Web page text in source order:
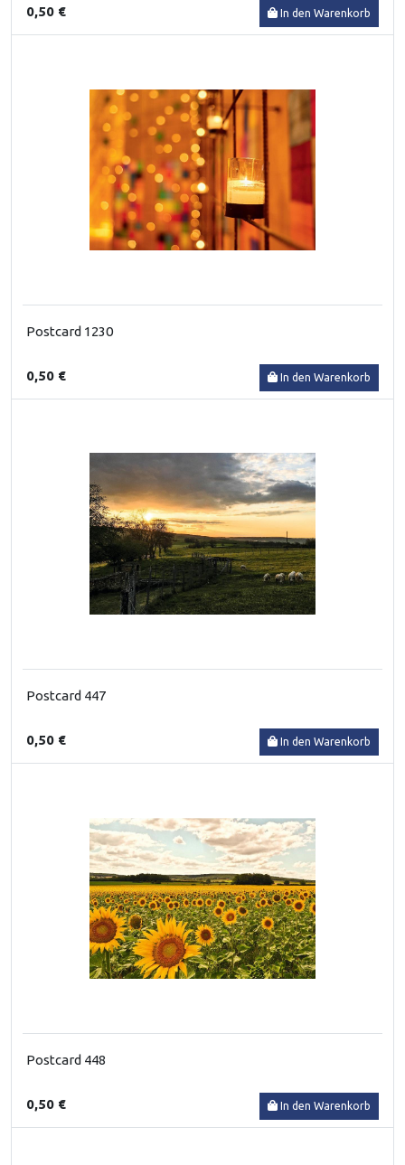
0,50 € In den Warenkorb
Postcard 1230
0,50 € In den Warenkorb
Postcard 447
0,50 € In den Warenkorb
Postcard 448
0,50 € In den Warenkorb